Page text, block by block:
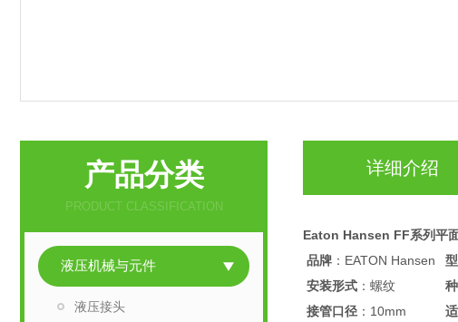
产品分类
PRODUCT CLASSIFICATION
液压机械与元件
液压接头
详细介绍
Eaton Hansen FF系列平
品牌 ：EATON Hansen
安装形式 ：螺纹
接管口径 ：10mm